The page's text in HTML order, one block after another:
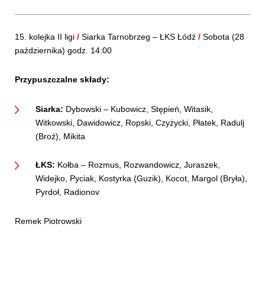
15. kolejka II ligi / Siarka Tarnobrzeg – ŁKS Łódź / Sobota (28
października) godz. 14:00
Przypuszczalne składy:
Siarka: Dybowski – Kubowicz, Stępień, Witasik,
Witkowski, Dawidowicz, Ropski, Czyżycki, Płatek, Radulj
(Broź), Mikita
ŁKS: Kołba – Rozmus, Rozwandowicz, Juraszek,
Widejko, Pyciak, Kostyrka (Guzik), Kocot, Margol (Bryła),
Pyrdoł, Radionov
Remek Piotrowski